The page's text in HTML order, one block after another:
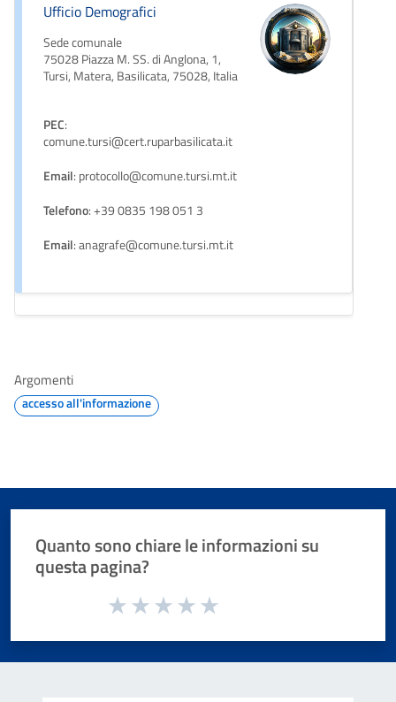
Ufficio Demografici
Sede comunale
75028 Piazza M. SS. di Anglona, 1,
Tursi, Matera, Basilicata, 75028, Italia
PEC:
comune.tursi@cert.ruparbasilicata.it
Email: protocollo@comune.tursi.mt.it
Telefono: +39 0835 198 051 3
Email: anagrafe@comune.tursi.mt.it
Argomenti
accesso all'informazione
Quanto sono chiare le informazioni su
questa pagina?
Valuta da 1 a 5 stelle la pagina